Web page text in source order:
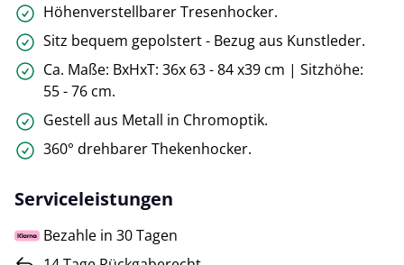
Höhenverstellbarer Tresenhocker.
Sitz bequem gepolstert - Bezug aus Kunstleder.
Ca. Maße: BxHxT: 36x 63 - 84 x39 cm | Sitzhöhe:
55 - 76 cm.
Gestell aus Metall in Chromoptik.
360° drehbarer Thekenhocker.
Serviceleistungen
Bezahle in 30 Tagen